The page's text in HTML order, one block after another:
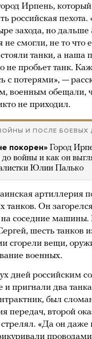
Ирпень,
российская
захода, но
не смогли, не то что
танки, а наша
пробьет танк.
с потерями», —
военным обещали,
не приходил.
И ПОСЛЕ БОЕВЫХ
покорен» Город
войны и как он
Юлии Палько
артиллерия
танков. Он
соседние машины.
шесть танков
сгорели вещи,
военных.
дней российским
и пригнали два
был
передач, второй
«Да он даже